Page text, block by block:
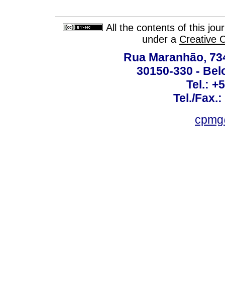
All the contents of this
under a Creative
Rua Maranhão,
30150-330 -
Tel.:
Tel./Fax.: